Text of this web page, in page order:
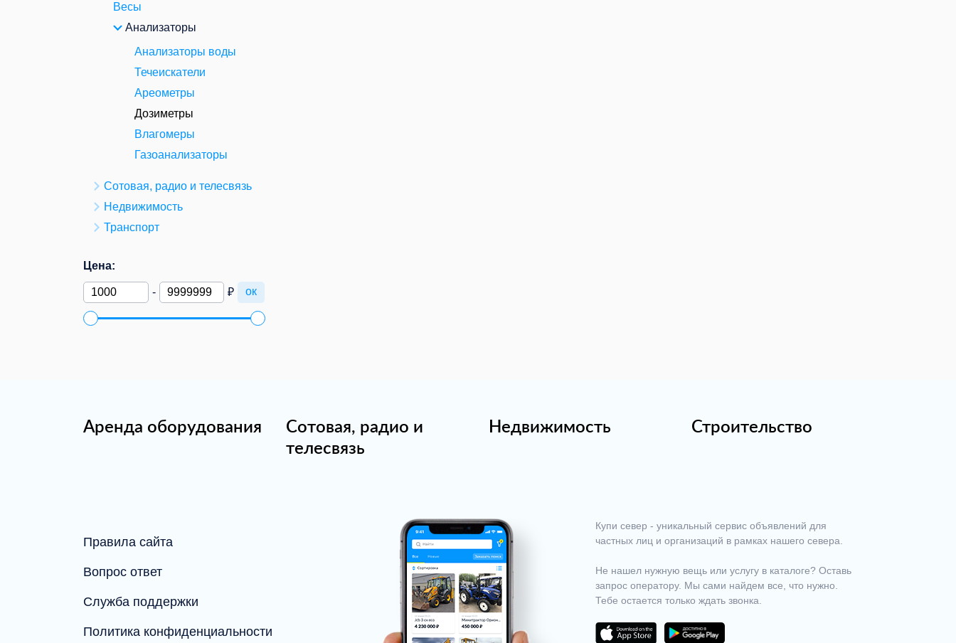
Весы
Анализаторы
Анализаторы воды
Течеискатели
Ареометры
Дозиметры
Влагомеры
Газоанализаторы
Сотовая, радио и телесвязь
Недвижимость
Транспорт
Цена:
- ₽ ок
Аренда оборудования
Сотовая, радио и
телесвязь
Недвижимость Строительство
Правила сайта
Вопрос ответ
Служба поддержки
Политика конфиденциальности
Купи север - уникальный сервис объявлений для
частных лиц и организаций в рамках нашего севера.
Не нашел нужную вещь или услугу в каталоге? Оставь
запрос оператору. Мы сами найдем все, что нужно.
Тебе остается только ждать звонка.